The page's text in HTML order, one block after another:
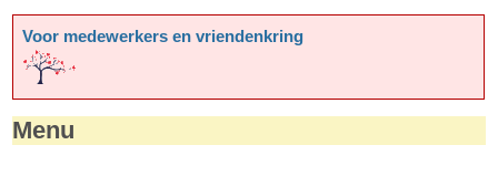
Voor medewerkers en vriendenkring
Menu